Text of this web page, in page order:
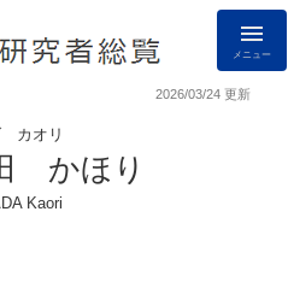
メニュー
2026/03/24 更新
カオリ
かほり
Kaori